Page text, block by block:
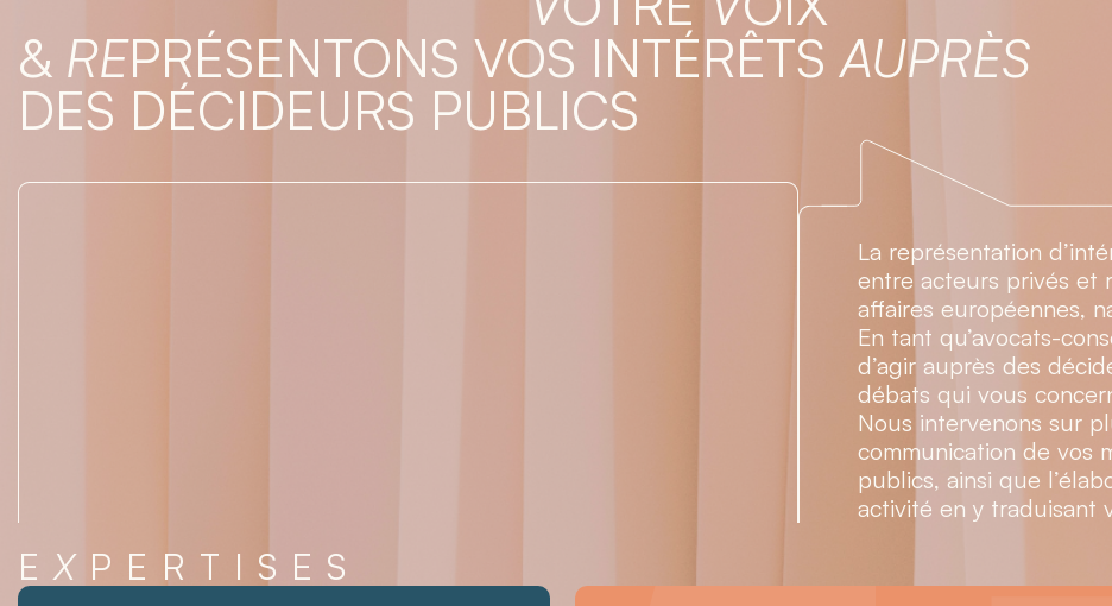
& REPRÉSENTONS VOS INTÉRÊTSAUPRÈS
DES DÉCIDEURS PUBLICS
La représentation
entre acteurs privés et
affaires européennes,
En tant qu’avocats-
d’agir auprès des
débats qui vous
Nous intervenons sur
communication de vos
publics, ainsi que
activité en y traduisant
E X PERTISES